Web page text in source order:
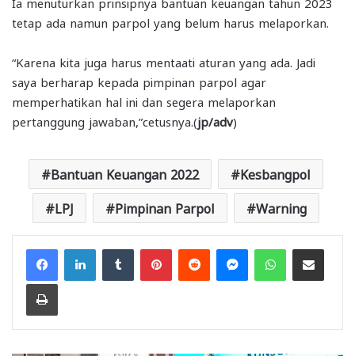
tetap ada namun parpol yang belum harus melaporkan.
“Karena kita juga harus mentaati aturan yang ada. Jadi
saya berharap kepada pimpinan parpol agar
memperhatikan hal ini dan segera melaporkan
pertanggung jawaban,”cetusnya.(jp/adv)
Bantuan Keuangan 2022 Kesbangpol
LPJ Pimpinan Parpol Warning
FacebookLinkedInTumblr PinterestReddit MessengerWhatsAppShare via Email
Print